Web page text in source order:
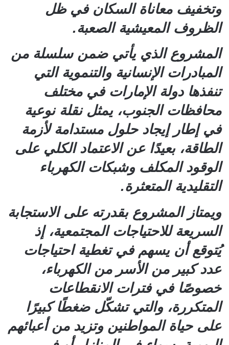
وتخفيف معاناة السكان في ظل
الظروف المعيشية الصعبة.
المشروع الذي يأتي ضمن سلسلة من
المبادرات الإنسانية والتنموية التي
تنفذها دولة الإمارات في مختلف
محافظات الجنوب، يمثل نقلة نوعية
في إطار إيجاد حلول مستدامة لأزمة
الطاقة، بعيدًا عن الاعتماد الكلي على
الوقود المكلف وشبكات الكهرباء
التقليدية المتعثرة.
ويمتاز المشروع بقدرته على الاستجابة
السريعة للاحتياجات المجتمعية، إذ
يُتوقع أن يسهم في تغطية احتياجات
عدد كبير من الأسر من الكهرباء،
خصوصًا في فترات الانقطاعات
المتكررة، والتي تشكّل ضغطًا كبيرًا
على حياة المواطنين وتزيد من أعبائهم